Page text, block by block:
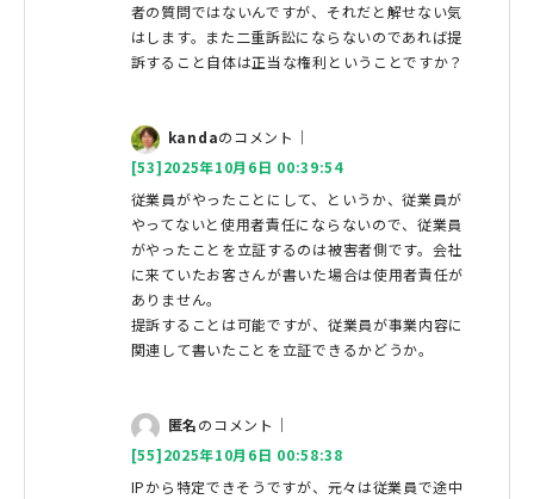
者の質問ではないんですが、それだと解せない気
はします。また二重訴訟にならないのであれば提
訴すること自体は正当な権利ということですか？
kandaのコメント｜
[53]2025年10月6日 00:39:54
従業員がやったことにして、というか、従業員が
やってないと使用者責任にならないので、従業員
がやったことを立証するのは被害者側です。会社
に来ていたお客さんが書いた場合は使用者責任が
ありません。
提訴することは可能ですが、従業員が事業内容に
関連して書いたことを立証できるかどうか。
匿名のコメント｜
[55]2025年10月6日 00:58:38
IPから特定できそうですが、元々は従業員で途中